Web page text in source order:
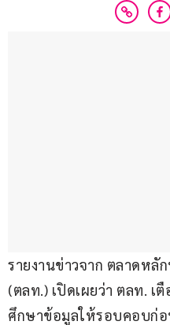
รายงานข่าวจาก ตลาดหลั
(ตลท.) เปิดเผยว่า ตลท. เ
ศึกษาข้อมูลให้รอบคอบก่